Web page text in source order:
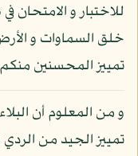
للاختبار و الامتحان
خلق السماوات و
تمييز المحسنين
و من المعلوم أن
تمييز الجيد من